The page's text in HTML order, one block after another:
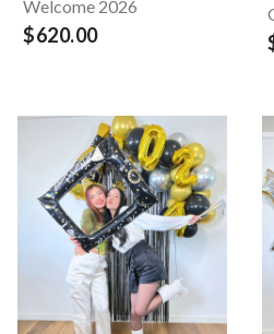
Welcome 2026
$620.00